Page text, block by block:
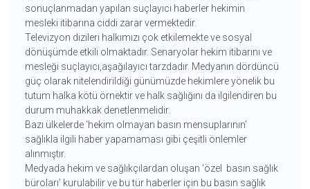
sonuçlanmadan yapılan suçlayıcı haberler hekimin
mesleki itibarına ciddi zarar vermektedir.
Televizyon dizileri halkımızı çok etkilemekte ve sosyal
dönüşümde etkili olmaktadır. Senaryolar hekim itibarını ve
mesleği suçlayıcı,aşağılayıcı tarzdadır. Medyanın dördüncü
güç olarak nitelendirildiği günümüzde hekimlere yönelik bu
tutum halka kötü örnektir ve halk sağlığını da ilgilendiren bu
durum muhakkak denetlenmelidir.
Bazı ülkelerde ‘hekim olmayan basın mensuplarının’
sağlıkla ilgili haber yapamaması gibi çeşitli önlemler
alınmıştır.
Medyada hekim ve sağlıkçılardan oluşan ‘özel basın sağlık
büroları’ kurulabilir ve bu tür haberler için bu basın sağlık